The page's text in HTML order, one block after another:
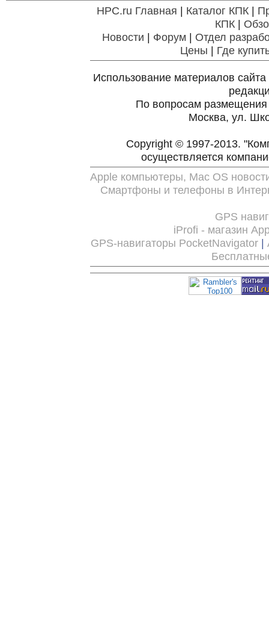
HPC.ru Главная | Каталог КПК|
КПК|
Новости | Форум | Отдел
Цены | Где
Использование материалов
По вопросам
Москва, ул.
Copyright © 1997-2013.
осуществляется
Apple компьютеры, Mac OS
Смартфоны и телефоны в
GPS
iProfi - магазин
GPS-навигаторы PocketNavigator |